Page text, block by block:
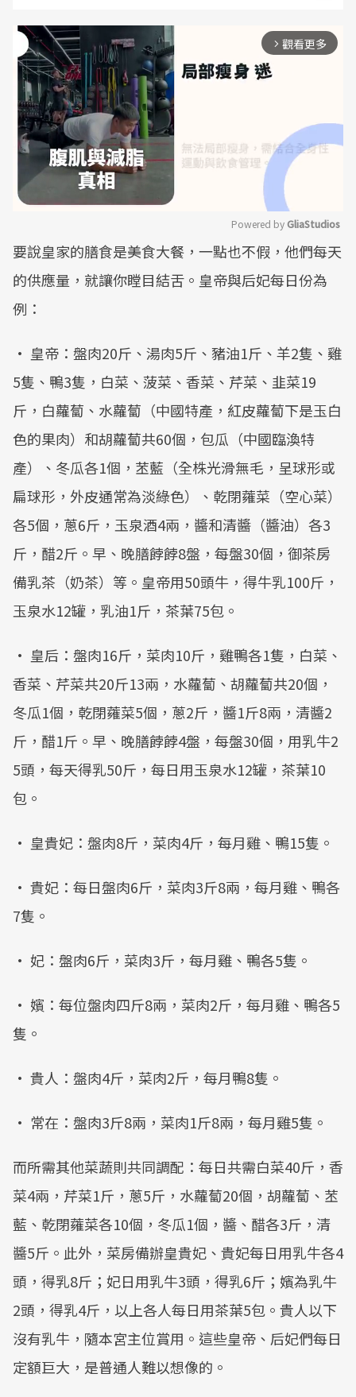
arrow_forward_ios 觀看更多
Mute
Powered by GliaStudios
要說皇家的膳食是美食大餐，一點也不假，他們每天
的供應量，就讓你瞠目結舌。皇帝與后妃每日份為
例：
• 皇帝：盤肉20斤、湯肉5斤、豬油1斤、羊2隻、雞
5隻、鴨3隻，白菜、菠菜、香菜、芹菜、韭菜19
斤，白蘿蔔、水蘿蔔（中國特產，紅皮蘿蔔下是玉白
色的果肉）和胡蘿蔔共60個，包瓜（中國臨渙特
產）、冬瓜各1個，苤藍（全株光滑無毛，呈球形或
扁球形，外皮通常為淡綠色）、乾閉蕹菜（空心菜）
各5個，蔥6斤，玉泉酒4兩，醬和清醬（醬油）各3
斤，醋2斤。早、晚膳餑餑8盤，每盤30個，御茶房
備乳茶（奶茶）等。皇帝用50頭牛，得牛乳100斤，
玉泉水12罐，乳油1斤，茶葉75包。
• 皇后：盤肉16斤，菜肉10斤，雞鴨各1隻，白菜、
香菜、芹菜共20斤13兩，水蘿蔔、胡蘿蔔共20個，
冬瓜1個，乾閉蕹菜5個，蔥2斤，醬1斤8兩，清醬2
斤，醋1斤。早、晚膳餑餑4盤，每盤30個，用乳牛2
5頭，每天得乳50斤，每日用玉泉水12罐，茶葉10
包。
• 皇貴妃：盤肉8斤，菜肉4斤，每月雞、鴨15隻。
• 貴妃：每日盤肉6斤，菜肉3斤8兩，每月雞、鴨各
7隻。
• 妃：盤肉6斤，菜肉3斤，每月雞、鴨各5隻。
• 嬪：每位盤肉四斤8兩，菜肉2斤，每月雞、鴨各5
隻。
• 貴人：盤肉4斤，菜肉2斤，每月鴨8隻。
• 常在：盤肉3斤8兩，菜肉1斤8兩，每月雞5隻。
而所需其他菜蔬則共同調配：每日共需白菜40斤，香
菜4兩，芹菜1斤，蔥5斤，水蘿蔔20個，胡蘿蔔、苤
藍、乾閉蕹菜各10個，冬瓜1個，醬、醋各3斤，清
醬5斤。此外，菜房備辦皇貴妃、貴妃每日用乳牛各4
頭，得乳8斤；妃日用乳牛3頭，得乳6斤；嬪為乳牛
2頭，得乳4斤，以上各人每日用茶葉5包。貴人以下
沒有乳牛，隨本宮主位賞用。這些皇帝、后妃們每日
定額巨大，是普通人難以想像的。